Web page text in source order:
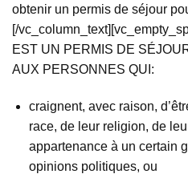
obtenir un permis de séjour
[/
EST UN PERMIS DE
AUX PERSONNES QUI:
craignent, avec raison,
race, de leur religion, de
appartenance à un certain
opinions politiques, ou